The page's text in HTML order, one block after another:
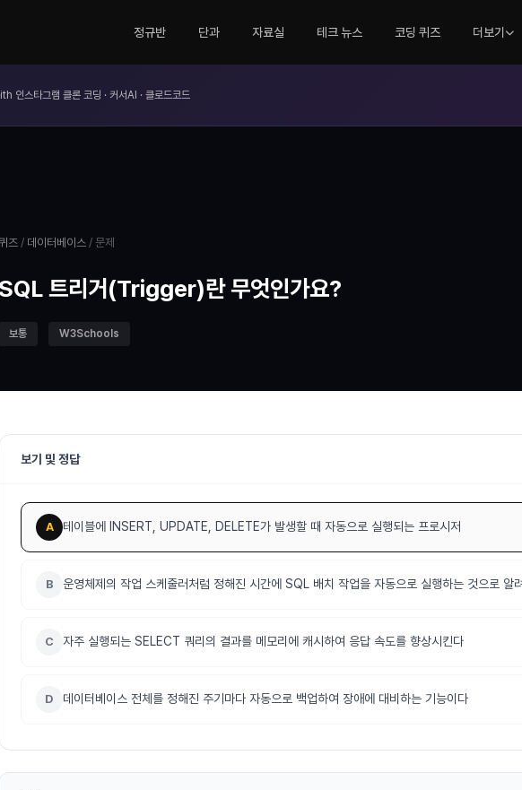
정규반 단과 자료실 테크 뉴스 코딩 퀴즈 더보기
인스타그램 클론 코딩 · 커서AI · 클로드코드
즈 / 데이터베이스 / 문제
SQL 트리거(Trigger)란 무엇인가요?
보통 W3Schools
보기 및 정답
A 테이블에 INSERT, UPDATE, DELETE가 발생할 때 자동으로 실행되는 프로시저
B 운영체제의 작업 스케줄러처럼 정해진 시간에 SQL 배치 작업을 자동으로 실행하는 것으로 알
C 자주 실행되는 SELECT 쿼리의 결과를 메모리에 캐시하여 응답 속도를 향상시킨다
D 데이터베이스 전체를 정해진 주기마다 자동으로 백업하여 장애에 대비하는 기능이다